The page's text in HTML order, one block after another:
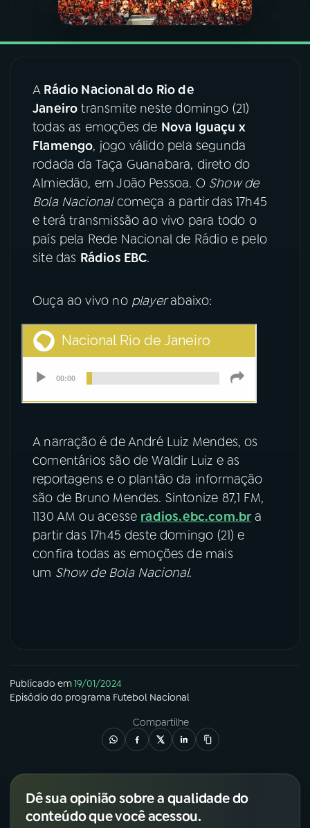
VIDEOCASTS
08 FESTIVAL DE MÚSICA
ACOMPANHE A RÁDIO NACIONAL
YouTube Facebook
Instagram X
TikTok
A Rádio Nacional do Rio de
Janeiro transmite neste domingo (21)
todas as emoções de Nova Iguaçu x
Flamengo, jogo válido pela segunda
rodada da Taça Guanabara, direto do
Almiedão, em João Pessoa. O Show de
Bola Nacionalcomeça a partir das 17h45
e terá transmissão ao vivo para todo o
país pela Rede Nacional de Rádio e pelo
site das Rádios EBC.
Ouça ao vivo no playerabaixo:
A narração é de André Luiz Mendes, os
comentários são de Waldir Luiz e as
reportagens e o plantão da informação
são de Bruno Mendes. Sintonize 87,1 FM,
1130 AM ou acesse radios.ebc.com.br a
partir das 17h45 deste domingo (21) e
confira todas as emoções de mais
um Show de Bola Nacional.
Publicado em19/01/2024
Episódio do programa Futebol Nacional
Compartilhe
Dê sua opinião sobre a qualidade do
conteúdo que você acessou.